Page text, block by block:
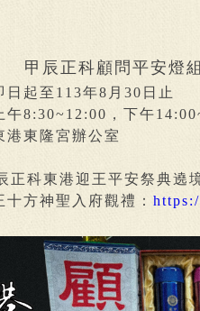
甲辰正科顧問平安燈
日起至113年8月30日止
午8:30~12:00，下午
港東隆宮辦公室
正科東港迎王平安祭典遶
十方神聖入府觀禮：